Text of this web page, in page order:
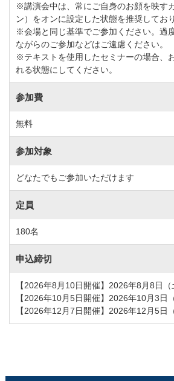
※講演会中は、常にご自身のお顔を映す
ン）をオンに設定した状態を推奨してお
※会場と同じ基準でご参加ください。過
ながらのご参加などはご遠慮ください。
※テキストを使用したセミナーの場合、
れる状態にしてください。
参加費
無料
参加対象
どなたでもご参加いただけます
定員
180名
申込締切
【2026年8月10日開催】2026年8月8日
【2026年10月5日開催】2026年10月3日
【2026年12月7日開催】2026年12月5日